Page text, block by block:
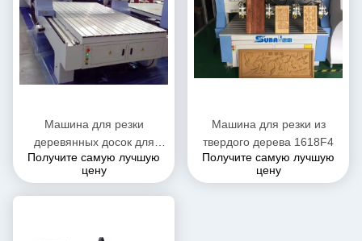
Машина для резки
деревянных досок для
дверей и окон
Получите самую лучшую
цену
Машина для резки из
твердого дерева 1618F4
Получите самую лучшую
цену